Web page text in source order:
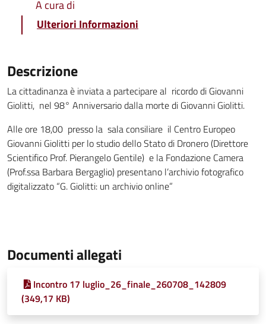
A cura di
Ulteriori Informazioni
Descrizione
La cittadinanza è inviata a partecipare al ricordo di Giovanni
Giolitti, nel 98° Anniversario dalla morte di Giovanni Giolitti.
Alle ore 18,00 presso la sala consiliare il Centro Europeo
Giovanni Giolitti per lo studio dello Stato di Dronero (Direttore
Scientifico Prof. Pierangelo Gentile) e la Fondazione Camera
(Prof.ssa Barbara Bergaglio) presentano l’archivio fotografico
digitalizzato “G. Giolitti: un archivio online”
Documenti allegati
Incontro 17 luglio_26_finale_260708_142809
(349,17 KB)